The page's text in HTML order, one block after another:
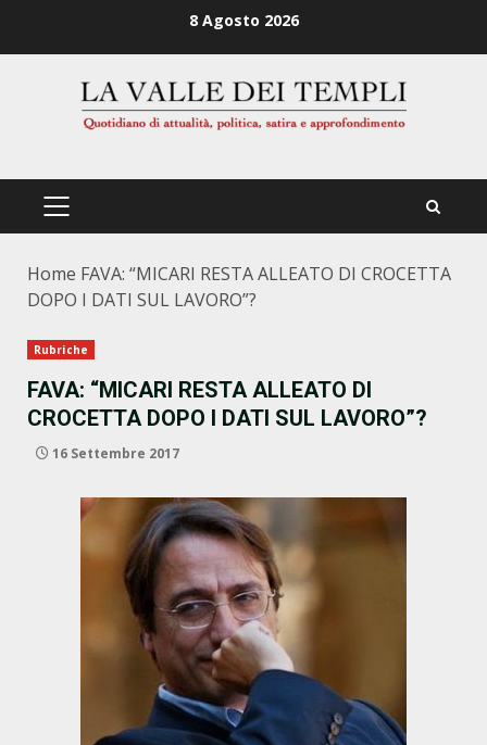
8 Agosto 2026
PRIMÄRES
Home FAVA: “MICARI RESTA ALLEATO DI CROCETTA
DOPO I DATI SUL LAVORO”?
Rubriche
FAVA: “MICARI RESTA ALLEATO DI
CROCETTA DOPO I DATI SUL LAVORO”?
16 Settembre 2017